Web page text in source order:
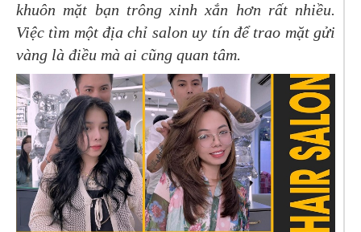
khuôn mặt bạn trông xinh xắn hơn rất nhiều.
Việc tìm một địa chỉ salon uy tín để trao mặt gửi
vàng là điều mà ai cũng quan tâm.